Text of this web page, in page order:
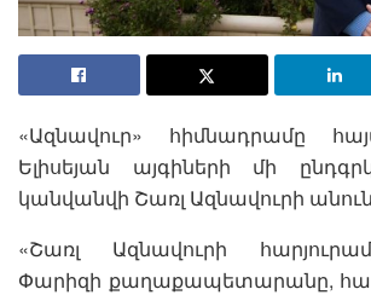
«Ազնավուր» հիմնադրամը
Ելիսեյան այգիների մի
կանվանվի Շառլ Ազնավուրի
«Շառլ Ազնավուրի
Փարիզի քաղաքապետարանը,